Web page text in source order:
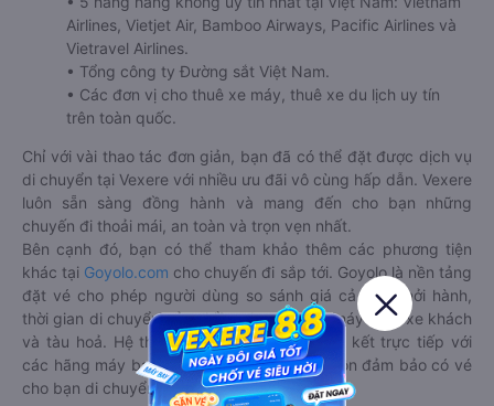
Airlines, Vietjet Air, Bamboo Airways, Pacific Airlines và
Vietravel Airlines.
• Tổng công ty Đường sắt Việt Nam.
• Các đơn vị cho thuê xe máy, thuê xe du lịch uy tín
trên toàn quốc.
Chỉ với vài thao tác đơn giản, bạn đã có thể đặt được dịch vụ
di chuyển tại Vexere với nhiều ưu đãi vô cùng hấp dẫn. Vexere
luôn sẵn sàng đồng hành và mang đến cho bạn những
chuyến đi thoải mái, an toàn và trọn vẹn nhất.
Bên cạnh đó, bạn có thể tham khảo thêm các phương tiện
khác tại Goyolo.com cho chuyến đi sắp tới. Goyolo là nền tảng
đặt vé cho phép người dùng so sánh giá cả, giờ khởi hành,
thời gian di chuyển của nhiều phương tiện máy bay, xe khách
và tàu hoả. Hệ thống của Goyolo được liên kết trực tiếp với
các hãng máy bay, xe khách và tàu hoả, luôn đảm bảo có vé
cho bạn di chuyển.